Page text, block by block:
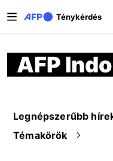
Ténykérdés
AFP
Legnépszerűbb
Témakörök